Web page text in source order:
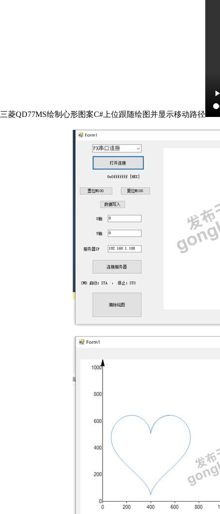
三菱QD77MS绘制心形图案C#上位跟随绘图并显示移动路径